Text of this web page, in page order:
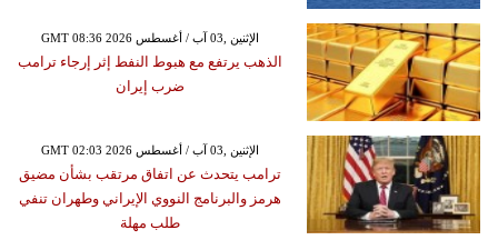
GMT 08:36 2026 الإثنين ,03 آب / أغسطس
الذهب يرتفع مع هبوط النفط إثر إرجاء ترامب
ضرب إيران
GMT 02:03 2026 الإثنين ,03 آب / أغسطس
ترامب يتحدث عن اتفاق مرتقب بشأن مضيق
هرمز والبرنامج النووي الإيراني وطهران تنفي
طلب مهلة